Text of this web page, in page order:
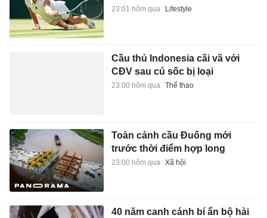
23:01 hôm qua Lifestyle
Cầu thủ Indonesia cãi vã với
CĐV sau cú sốc bị loại
23:00 hôm qua Thể thao
Toàn cảnh cầu Đuống mới
trước thời điểm hợp long
23:00 hôm qua Xã hội
40 năm canh cánh bí ẩn bộ hài